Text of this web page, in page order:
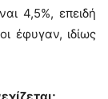
4,5%, επειδή
έφυγαν, ιδίως